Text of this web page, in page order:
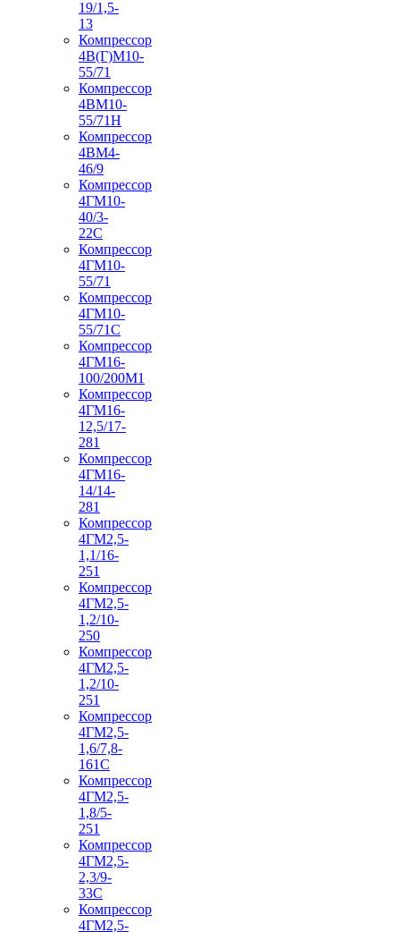
19/1,5-
13
Компрессор
4В(Г)М10-
55/71
Компрессор
4ВМ10-
55/71Н
Компрессор
4ВМ4-
46/9
Компрессор
4ГМ10-
40/3-
22С
Компрессор
4ГМ10-
55/71
Компрессор
4ГМ10-
55/71С
Компрессор
4ГМ16-
100/200М1
Компрессор
4ГМ16-
12,5/17-
281
Компрессор
4ГМ16-
14/14-
281
Компрессор
4ГМ2,5-
1,1/16-
251
Компрессор
4ГМ2,5-
1,2/10-
250
Компрессор
4ГМ2,5-
1,2/10-
251
Компрессор
4ГМ2,5-
1,6/7,8-
161С
Компрессор
4ГМ2,5-
1,8/5-
251
Компрессор
4ГМ2,5-
2,3/9-
33С
Компрессор
4ГМ2,5-